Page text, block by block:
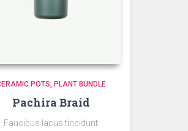
POTS PLANT BUNDLE
Pachira Braid
Faucibus lacus tincidunt